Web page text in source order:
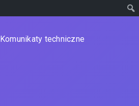
Komunikaty techniczne